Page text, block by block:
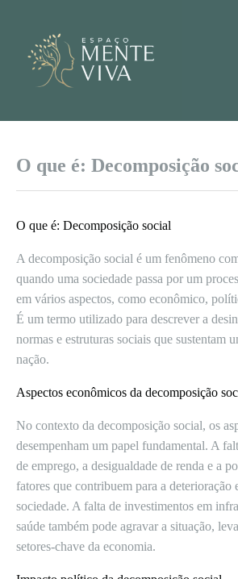
conteúdo
O que é: Decomposição
O que é: Decomposição social
A decomposição social é um fenômeno
quando uma sociedade passa por um
em vários aspectos, como econômico,
É um termo utilizado para descrever a
normas e estruturas sociais que sustentam
nação.
Aspectos econômicos da decomposição
No contexto da decomposição social, os
desempenham um papel fundamental. A
de emprego, a desigualdade de renda e a
fatores que contribuem para a deterioração
sociedade. A falta de investimentos em
saúde também pode agravar a situação,
setores-chave da economia.